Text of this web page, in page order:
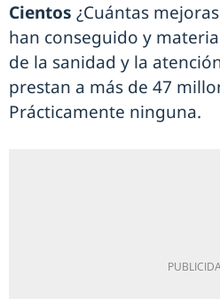
Cientos ¿Cuántas
han conseguido y
de la sanidad y la
prestan a más de 47
Prácticamente ninguna.